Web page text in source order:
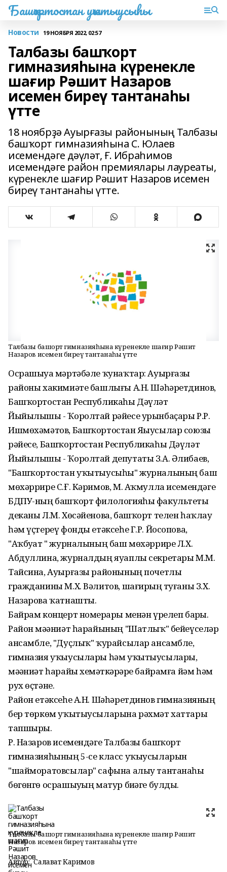
Башҡортостан уҡытыусыһы
Новости 19 НОЯБРЯ 2022, 02:57
Талбазы башҡорт
гимназияһына күренекле
шағир Рәшит Назаров
исемен биреү тантанаһы
үтте
18 ноябрҙә Ауырғазы районының Талбазы
башҡорт гимназияһына С. Юлаев
исемендәге дәүләт, Ғ. Ибраһимов
исемендәге район премиялары лауреаты,
күренекле шағир Рәшит Назаров исемен
биреү тантанаһы үтте.
Талбазы башҡорт гимназияһына күренекле шағир Рәшит
Назаров исемен биреү тантанаһы үтте
Осрашыуҙа мәртәбәле ҡунаҡтар: Ауырғазы
районы хакимиәте башлығы А.Н. Шәһәретдинов,
Башҡортостан Республикаһы Дәүләт
Йыйылышы - Ҡоролтай рәйесе урынбаҫары Р.Р.
Ишмөхәмәтов, Башҡортостан Яҙыусылар союзы
рәйесе, Башҡортостан Республикаһы Дәүләт
Йыйылышы - Ҡоролтай депутаты З.А. Әлибаев,
"Башҡортостан уҡытыусыһы" журналының баш
мөхәррире С.Ғ. Кәримов, М. Аҡмулла исемендәге
БДПУ-ның башҡорт филологияһы факультеты
деканы Л.М. Хөсәйенова, башҡорт телен һаҡлау
һәм үҫтереү фонды етәксеһе Г.Р. Йосопова,
"Аҡбуҙат " журналының баш мөхәррире Л.Х.
Абдуллина, журналдың яуаплы секретары М.М.
Тайсина, Ауырғазы районының почетлы
гражданины М.Х. Вәлитов, шағирҙың туғаны З.Х.
Назарова ҡатнашты.
Байрам концерт номерҙары менән үрелеп барҙы.
Район мәҙәниәт һарайының "Шатлыҡ" бейеүселәр
ансамбле, "Дуҫлыҡ" ҡурайсылар ансамбле,
гимназия уҡыусылары һәм уҡытыусылары,
мәҙәниәт һарайы хеҙмәткәрҙәре байрамға йәм һәм
рух өҫтәне.
Район етәксеһе А.Н. Шәһәретдинов гимназияның
бер төркөм уҡытыусыларына рәхмәт хаттары
тапшырҙы.
Р. Назаров исемендәге Талбазы башҡорт
гимназияһының 5-се класс уҡыусыларын
"шайморатовсылар" сафына алыу тантанаһы
бөгөнгө осрашыуҙың матур биҙәге булды.
Талбазы башҡорт гимназияһына күренекле шағир Рәшит
Назаров исемен биреү тантанаһы үтте
Автор: Салават Каримов